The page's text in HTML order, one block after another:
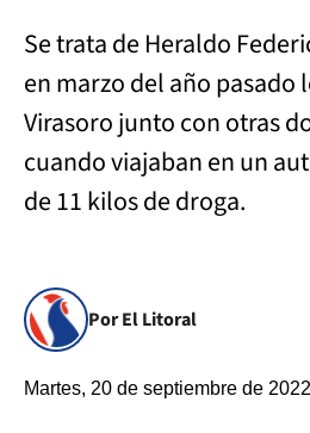
Se trata de Heraldo
en marzo del año pasado
Virasoro junto con otras
cuando viajaban en un
de 11 kilos de droga.
Por El Litoral
Martes, 20 de septiembre de